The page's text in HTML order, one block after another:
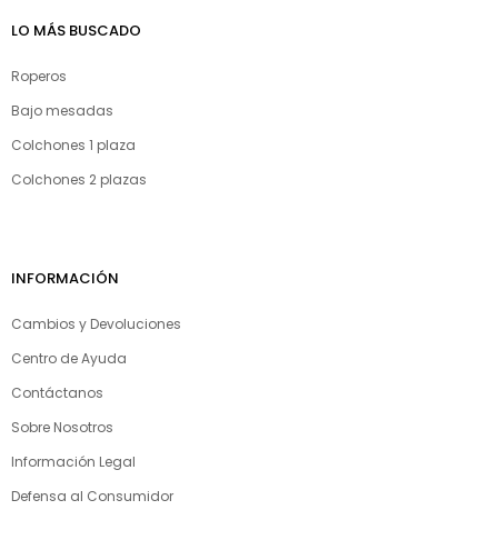
LO MÁS BUSCADO
Roperos
Bajo mesadas
Colchones 1 plaza
Colchones 2 plazas
INFORMACIÓN
Cambios y Devoluciones
Centro de Ayuda
Contáctanos
Sobre Nosotros
Información Legal
Defensa al Consumidor